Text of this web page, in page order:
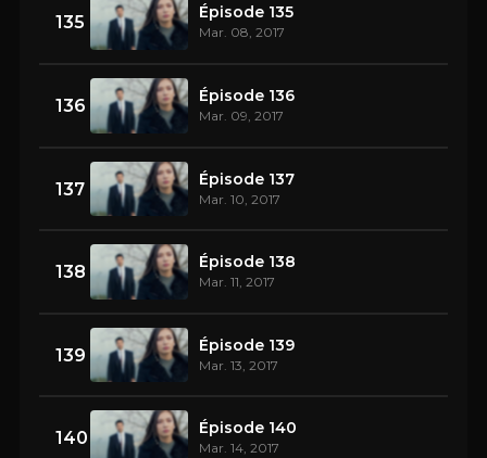
135 Épisode 135
Mar. 08, 2017
136 Épisode 136
Mar. 09, 2017
137 Épisode 137
Mar. 10, 2017
138 Épisode 138
Mar. 11, 2017
139 Épisode 139
Mar. 13, 2017
140 Épisode 140
Mar. 14, 2017